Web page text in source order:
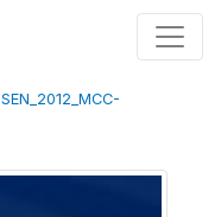
SEN_2012_MCC-